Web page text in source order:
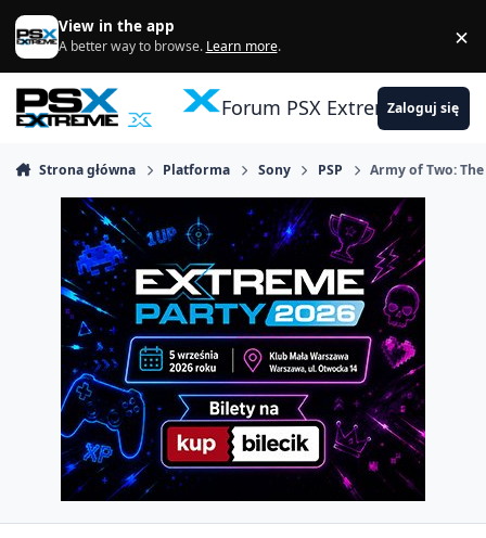
Skocz do zawartości
View in the app
A better way to browse. Learn more. ×
Forum PSX ExtremeZaloguj się
Strona główna Platforma Sony PSP Army of Two: